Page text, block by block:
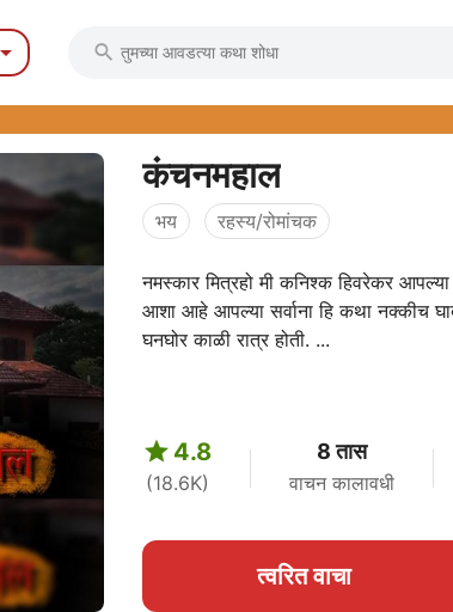

कंचनमहाल
भय रहस्य/रोमांचक
नमस्कार मित्रहो मी कनिश्क हिवरेकर
आशा आहे आपल्या सर्वाना हि कथा नक्कीच
घनघोर काळी रात्र होती. ...
 4.8
(18.6K)
8 तास
वाचन कालावधी
त्वरित वाचा